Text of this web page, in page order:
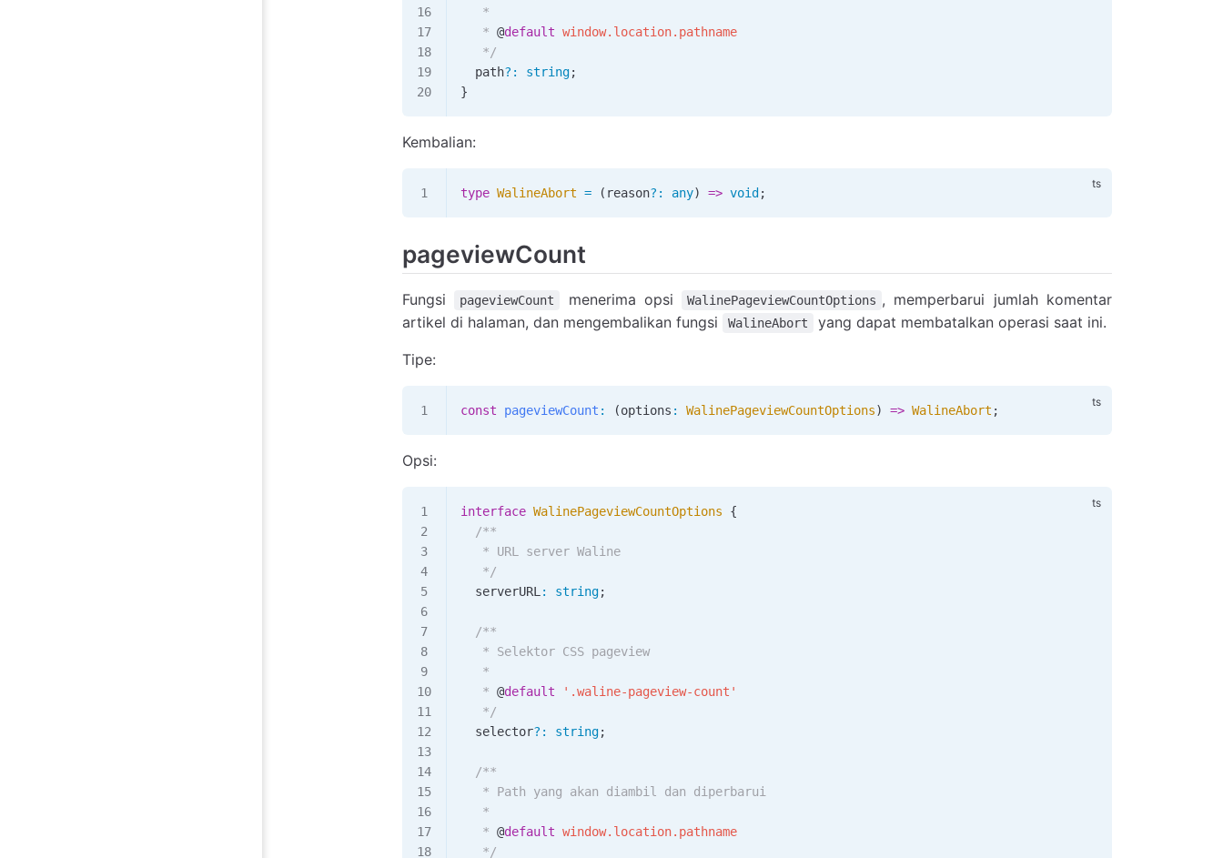
   *
   *
@default window.location.pathname
   */
  path
? : string;
}
Kembalian:
type WalineAbort = ( reason? : any) => void;
pageviewCount
Fungsi pageviewCount menerima opsi WalinePageviewCountOptions , memperbarui jumlah komentar
artikel di halaman, dan mengembalikan fungsi
WalineAbort yang dapat membatalkan operasi saat ini.
Tipe:
const pageviewCount : (options : WalinePageviewCountOptions) => WalineAbort ;
Opsi:
interface WalinePageviewCountOptions {
  /**
   * URL server Waline
   */
  serverURL
: string;
  /**
   * Selektor CSS pageview
   *
   *
@default ' .waline-pageview-count '
   */
  selector
? : string;
  /**
   * Path yang akan diambil dan diperbarui
   *
   *
@default window.location.pathname
   */